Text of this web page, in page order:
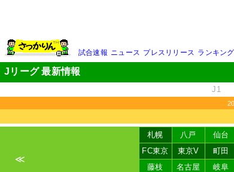
試合速報 ニュース プレスリリース ランキング
Jリーグ 最新情報
J1
≪
札幌 八戸 仙台
FC東京
東京V 町田
藤枝
名古屋 岐阜